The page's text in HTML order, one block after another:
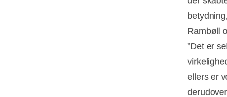
Rambøll
”Det er
ellers er